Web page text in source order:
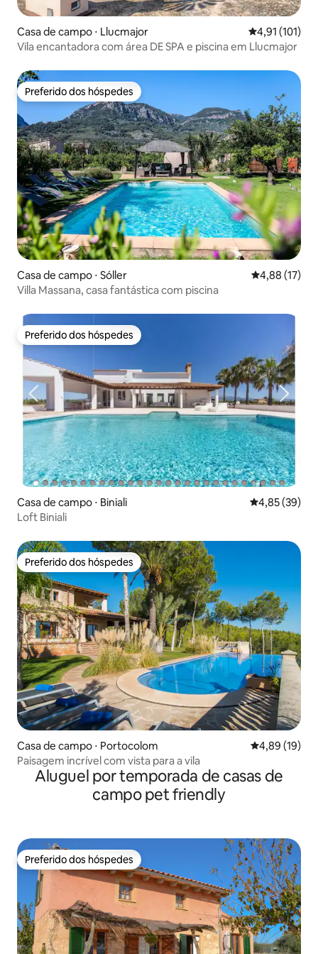
Casa de campo ⋅ Llucmajor 4,91 de uma
4,91 (101)
Vila encantadora com área DE SPA e piscina em Llucmajor
Preferido dos hóspedes
Preferido dos hóspedes
Casa de campo ⋅ Sóller 4,88 de uma
4,88 (17)
Villa Massana, casa fantástica com piscina
Preferido dos hóspedes
Preferido dos hóspedes
Casa de campo ⋅ Biniali 4,85 de uma
4,85 (39)
Loft Biniali
Preferido dos hóspedes
Preferido dos hóspedes
Casa de campo ⋅ Portocolom 4,89 de uma
4,89 (19)
Paisagem incrível com vista para a vila
Aluguel por temporada de casas de
campo pet friendly
Preferido dos hóspedes
Preferido dos hóspedes